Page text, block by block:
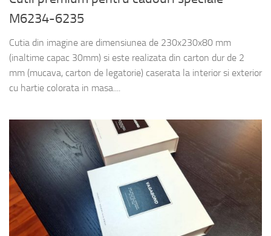
M6234-6235
Cutia din imagine are dimensiunea de 230x230x80 mm
(inaltime capac 30mm) si este realizata din carton dur de 2
mm (mucava, carton de legatorie) caserata la interior si exterior
cu hartie colorata in masa....